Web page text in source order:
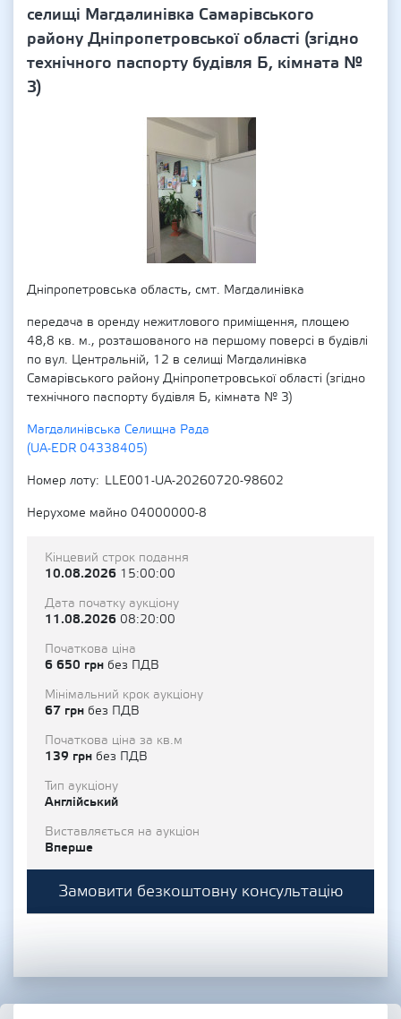
селищі Магдалинівка Самарівського
району Дніпропетровської області (згідно
технічного паспорту будівля Б, кімната №
3)
Дніпропетровська область, смт. Магдалинівка
передача в оренду нежитлового приміщення, площею
48,8 кв. м., розташованого на першому поверсі в будівлі
по вул. Центральній, 12 в селищі Магдалинівка
Самарівського району Дніпропетровської області (згідно
технічного паспорту будівля Б, кімната № 3)
Магдалинівська Селищна Рада
(UA-EDR 04338405)
Номер лоту
LLE001-UA-20260720-98602
Нерухоме майно 04000000-8
Кінцевий строк подання
10.08.2026 15:00:00
Дата початку аукціону
11.08.2026 08:20:00
Початкова ціна
6 650 грн без ПДВ
Мінімальний крок аукціону
67 грн без ПДВ
Початкова ціна за кв.м
139 грн без ПДВ
Тип аукціону
Англійський
Виставляється на аукціон
Вперше
Замовити безкоштовну консультацію